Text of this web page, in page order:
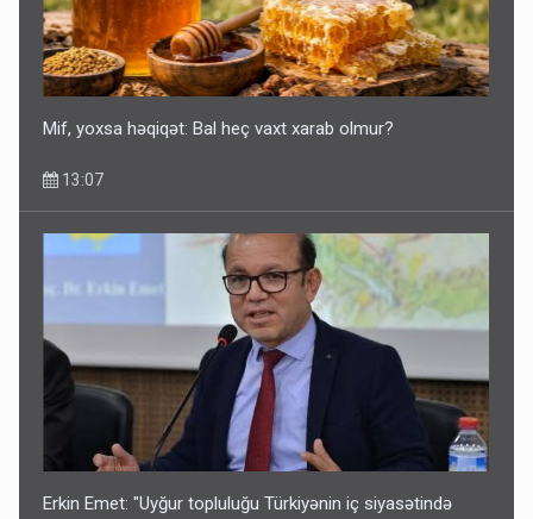
Mif, yoxsa həqiqət: Bal heç vaxt xarab olmur?
13:07
Erkin Emet: "Uyğur topluluğu Türkiyənin iç siyasətində